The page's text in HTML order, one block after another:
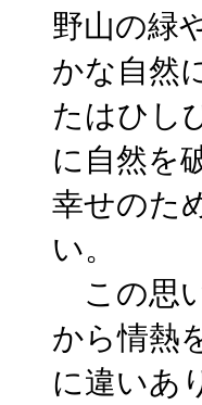
野山の緑
かな自然
たはひし
に自然を
幸せのた
い。
この思
から情熱
に違いあ